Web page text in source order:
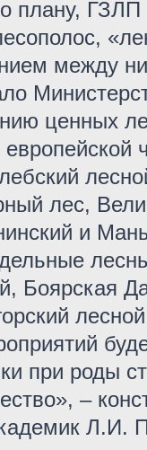
плану, ГЗЛП
между
ценных
лес,
и
Боярская
при роды
–
Л.И.